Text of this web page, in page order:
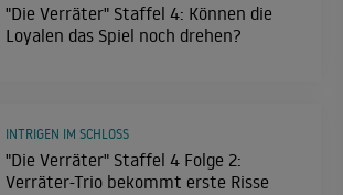
"Die Verräter" Staffel 4: Können die
Loyalen das Spiel noch drehen?
"Die Verräter" Staffel 4 Folge 2:
Verräter-Trio bekommt erste Risse
INTRIGEN IM SCHLOSS